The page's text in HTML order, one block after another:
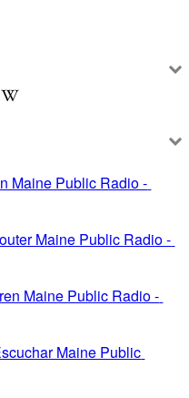
Maine Public Radio -
Maine Public Radio -
Maine Public Radio -
Maine Public